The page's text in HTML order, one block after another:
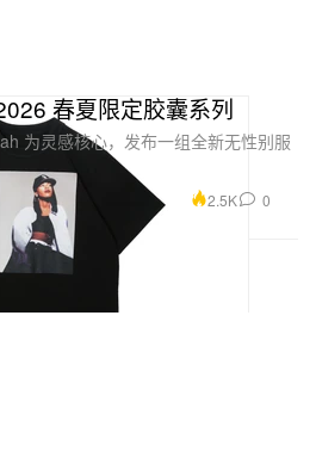
春夏限定胶囊系列
为灵感核心，发布一组全新无性别服
2.5K 0